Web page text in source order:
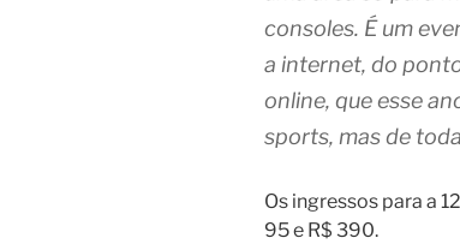
consoles. É um
a internet, do
online, que esse
sports, mas de
Os ingressos para a
95 e R$ 390.